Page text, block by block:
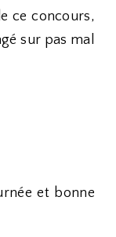
ce concours,
sur pas mal
et bonne